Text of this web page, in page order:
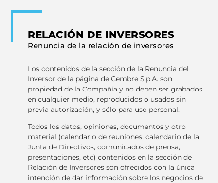
RELACIÓN DE INVERSORES
Renuncia de la relación de inversores
Los contenidos de la sección de la Renuncia del
Inversor de la página de Cembre S.p.A. son
propiedad de la Compañía y no deben ser grabados
en cualquier medio, reproducidos o usados sin
previa autorización, y sólo para uso personal.
Todos los datos, opiniones, documentos y otro
material (calendario de reuniones, calendario de la
Junta de Directivos, comunicados de prensa,
presentaciones, etc) contenidos en la sección de
Relación de Inversores son ofrecidos con la única
intención de dar información sobre los negocios de